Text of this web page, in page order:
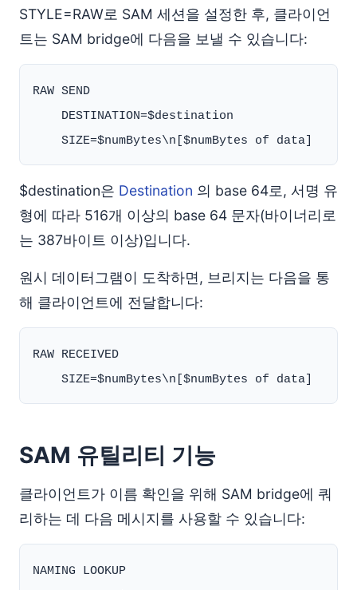
STYLE=RAW로 SAM 세션을 설정한 후, 클라이언
트는 SAM bridge에 다음을 보낼 수 있습니다:
RAW SEND
    DESTINATION=$destination
$destination은 Destination 의 base 64로, 서명 유
형에 따라 516개 이상의 base 64 문자(바이너리로
는 387바이트 이상)입니다.
원시 데이터그램이 도착하면, 브리지는 다음을 통
해 클라이언트에 전달합니다:
RAW RECEIVED
SAM 유틸리티 기능
클라이언트가 이름 확인을 위해 SAM bridge에 쿼
리하는 데 다음 메시지를 사용할 수 있습니다:
NAMING LOOKUP